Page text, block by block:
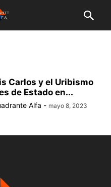
Carlos y el Uribismo
de Estado en...
Alfa - mayo 8, 2023